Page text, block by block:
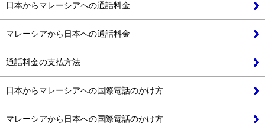
日本からマレーシアへの通話料金
マレーシアから日本への通話料金
通話料金の支払方法
日本からマレーシアへの国際電話のかけ方
マレーシアから日本への国際電話のかけ方